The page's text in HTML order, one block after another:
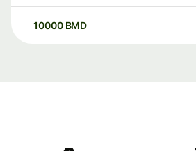
10000 BMD